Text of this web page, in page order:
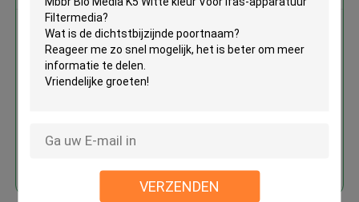
VERZENDEN
Vrouwelijk HDPE-materiaal Mbbr
Bio Media K5 Witte kleur Voor
Ifas-apparatuur Filtermedia